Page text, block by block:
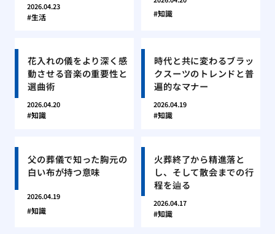
2026.04.23
生活 知識
花入れの儀をより深く感
動させる音楽の重要性と
選曲術
2026.04.20
知識
時代と共に変わるブラッ
クスーツのトレンドと普
遍的なマナー
2026.04.19
知識
父の葬儀で知った胸元の
白い布が持つ意味
2026.04.19
知識
火葬終了から精進落と
し、そして散会までの行
程を辿る
2026.04.17
知識